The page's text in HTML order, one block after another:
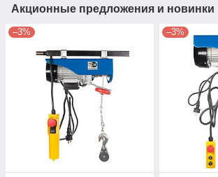
Акционные предложения и новинки
–3% –3%